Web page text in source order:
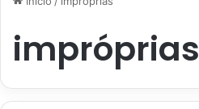
impróprias